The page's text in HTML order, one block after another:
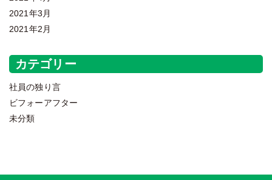
2021年3月
2021年2月
カテゴリー
社員の独り言
ビフォーアフター
未分類